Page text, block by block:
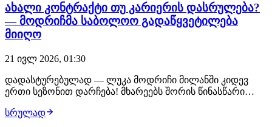
ახალი კონტრაქტი თუ კარიერის დასრულება?
— მოდრიჩმა საბოლოო გადაწყვეტილება
მიიღო
21 ივლ 2026, 01:30
დადასტურებულად — ლუკა მოდრიჩი მილანში კიდევ
ერთი სეზონით დარჩება! მხარეებს შორის წინასწარი
ახალ 1-წლიან ხელშეკრულებას უახლოეს დღეებში
სრულად